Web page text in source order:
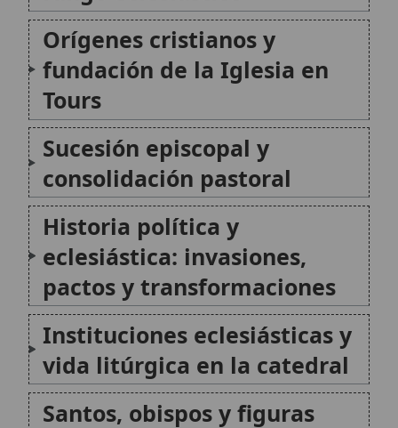
Sucesión episcopal y
consolidación pastoral
Historia política y
eclesiástica: invasiones,
pactos y transformaciones
Instituciones eclesiásticas y
vida litúrgica en la catedral
Santos, obispos y figuras
relevantes para la identidad
espiritual de Tours
Lugares de peregrinación y
devoción popular
🙏 Bienvenido a Wikitólica
Esta enciclopedia es un recurso privado de referencia sin
imprimatur. No sustituye al Catecismo, a la Sagrada
destinada únicamente a la estudio personal. El borrador de